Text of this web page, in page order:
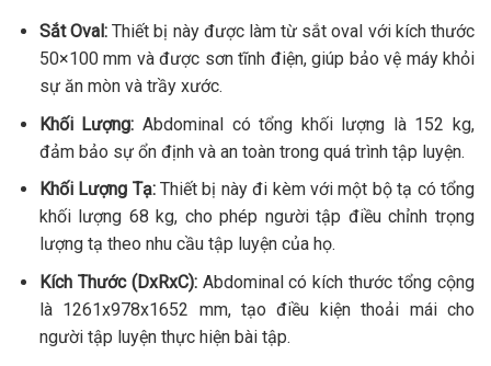
Sắt Oval:Thiết bị này được làm từ sắt oval với kích thước
50×100 mm và được sơn tĩnh điện, giúp bảo vệ máy khỏi
sự ăn mòn và trầy xước.
Khối Lượng: Abdominal có tổng khối lượng là 152 kg,
đảm bảo sự ổn định và an toàn trong quá trình tập luyện.
Khối Lượng Tạ:Thiết bị này đi kèm với một bộ tạ có tổng
khối lượng 68 kg, cho phép người tập điều chỉnh trọng
lượng tạ theo nhu cầu tập luyện của họ.
Kích Thước (DxRxC):Abdominal có kích thước tổng cộng
là 1261x978x1652 mm, tạo điều kiện thoải mái cho
người tập luyện thực hiện bài tập.